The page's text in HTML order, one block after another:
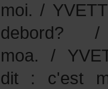
moi./
moa./